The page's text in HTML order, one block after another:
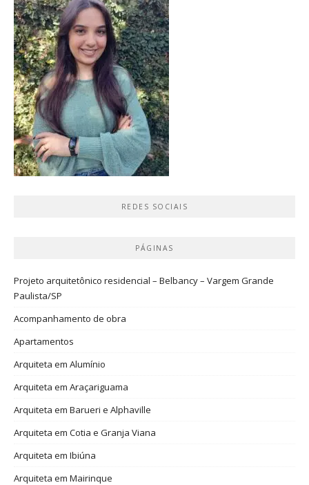
REDES SOCIAIS
PÁGINAS
Projeto arquitetônico residencial – Belbancy – Vargem Grande
Paulista/SP
Acompanhamento de obra
Apartamentos
Arquiteta em Alumínio
Arquiteta em Araçariguama
Arquiteta em Barueri e Alphaville
Arquiteta em Cotia e Granja Viana
Arquiteta em Ibiúna
Arquiteta em Mairinque